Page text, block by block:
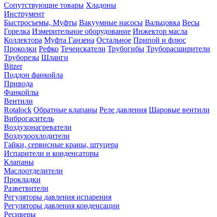
Сопутствующие товары Хладоны
Инструмент
Быстросъемы, Муфты Вакуумные насосы Вальцовка Весы
Горелка Измерительное оборудование Инжектор масла
Коллектора Муфта Ганзена Остальное Припой и флюс
Проколки Рефко Течеискатели Трубогибы Труборасширители
Труборезы Шланги
Bitzer
Поддон фанкойла
Привода
Фанкойлы
Вентили
Rotalock Обратные клапаны Реле давления Шаровые вентили
Виброгаситель
Воздухонагреватели
Воздухоохлодители
Гайки, сервисные краны, штуцера
Испарители и конденсаторы
Клапаны
Маслоотделители
Прокладки
Разветвители
Регуляторы давления испарения
Регуляторы давления конденсации
Ресиверы